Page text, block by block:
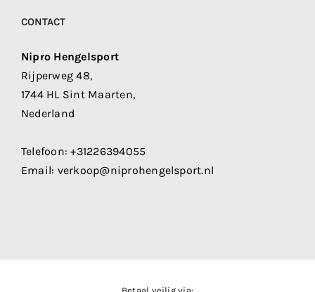
CONTACT
Nipro Hengelsport
Rijperweg 48,
1744 HL Sint Maarten,
Nederland
Telefoon:+31226394055
Email: verkoop@niprohengelsport.nl